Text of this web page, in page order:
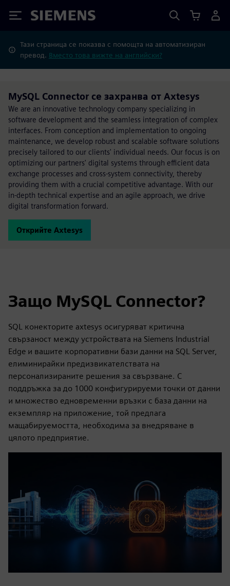
Siemens
Тази страница се показва с помощта на автоматизиран
превод. Вместо това вижте на английски?
MySQL Connector се захранва от Axtesys
We are an innovative technology company specializing in
software development and the seamless integration of complex
interfaces. From conception and implementation to ongoing
maintenance, we develop robust and scalable software solutions
precisely tailored to our clients' individual needs. Our focus is on
optimizing our partners' digital systems through efficient data
exchange processes and cross-system connectivity, thereby
providing them with a crucial competitive advantage. With our
in-depth technical expertise and an agile approach, we drive
digital transformation forward.
Открийте Axtesys
Защо MySQL Connector?
SQL конекторите axtesys осигуряват критична
свързаност между устройствата на Siemens Industrial
Edge и вашите корпоративни бази данни на SQL Server,
елиминирайки предизвикателствата на
персонализираните решения за свързване. С
поддръжка за до 1000 конфигурируеми точки от данни
и множество едновременни връзки с база данни на
екземпляр на приложение, той предлага
мащабируемостта, необходима за внедряване в
цялото предприятие.